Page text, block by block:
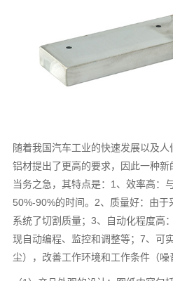
随着我国汽车工业的快速发展以及
铝材提出了更高的要求，因此一种
当务之急，其特点是：1、效率高：
50%-90%的时间。2、质量好：由
系统了切割质量；3、自动化程度高
现自动编程、监控和调整等；7、可
尘），改善工作环境和工作条件（噪